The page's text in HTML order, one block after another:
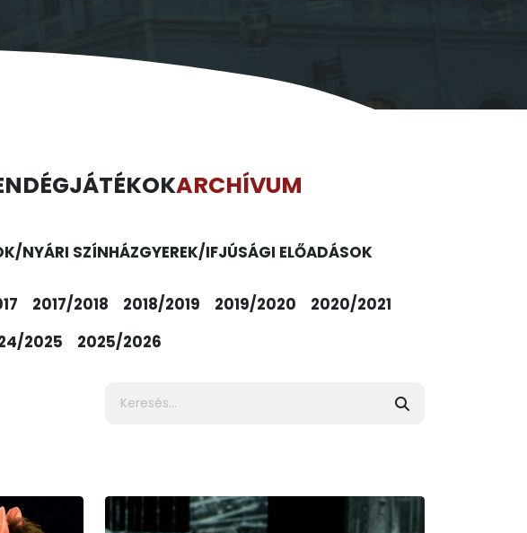
ARCHÍVUM
NYÁRI SZÍNHÁZGYEREK/IFJÚSÁGI ELŐADÁSOK
2017/2018 2018/2019 2019/2020
2020/2021
2025 2025/2026